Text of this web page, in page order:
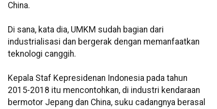
China.
Di sana, kata dia, UMKM sudah bagian dari
industrialisasi dan bergerak dengan memanfaatkan
teknologi canggih.
Kepala Staf Kepresidenan Indonesia pada tahun
2015-2018 itu mencontohkan, di industri kendaraan
bermotor Jepang dan China, suku cadangnya berasal